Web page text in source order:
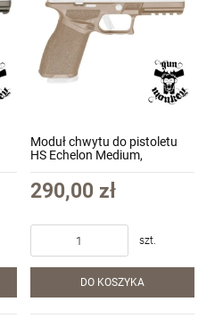
Moduł chwytu do pistoletu
HS Echelon Medium,
Standardowa tekstura kol.
FDE (EC1002F-ST-RET)
290,00 zł
szt.
DO KOSZYKA